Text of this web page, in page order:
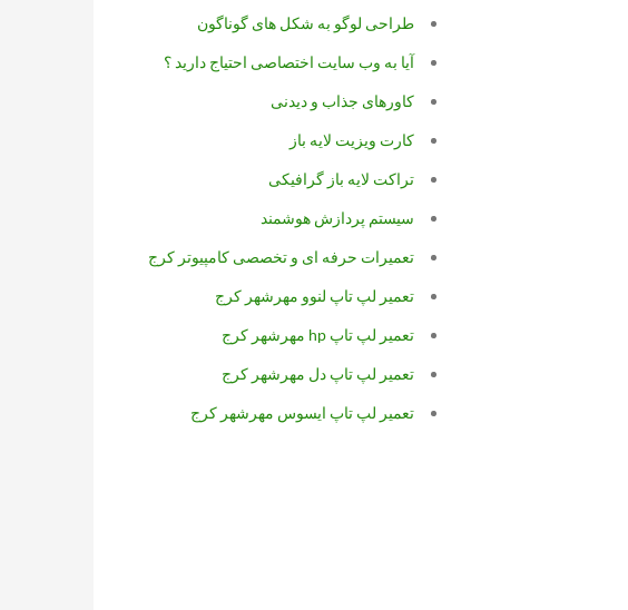
طراحی لوگو به شکل های گوناگون
آیا به وب سایت اختصاصی احتیاج دارید ؟
کاورهای جذاب و دیدنی
کارت ویزیت لایه باز
تراکت لایه باز گرافیکی
سیستم پردازش هوشمند
تعمیرات حرفه ای و تخصصی کامپیوتر کرج
تعمیر لپ تاپ لنوو مهرشهر کرج
تعمیر لپ تاپ hp مهرشهر کرج
تعمیر لپ تاپ دل مهرشهر کرج
تعمیر لپ تاپ ایسوس مهرشهر کرج